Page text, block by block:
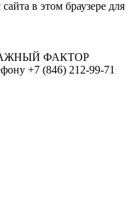
в этом браузере для
ФАКТОР
+7 (846) 212-99-71